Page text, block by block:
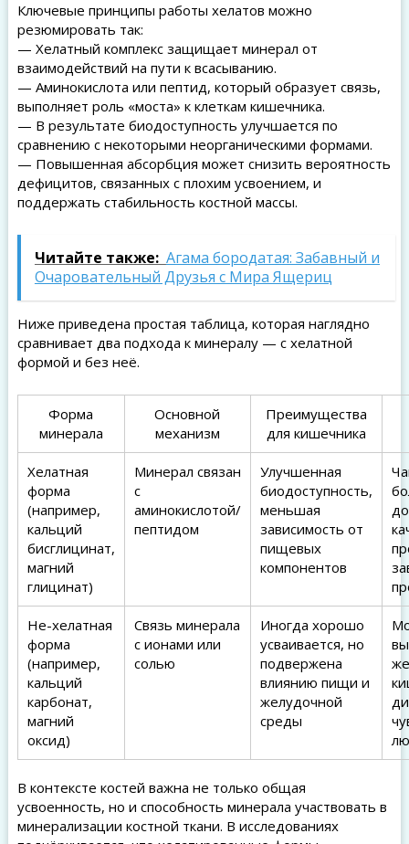
Ключевые принципы работы хелатов можно
резюмировать так:
— Хелатный комплекс защищает минерал от
взаимодействий на пути к всасыванию.
— Аминокислота или пептид, который образует связь,
выполняет роль «моста» к клеткам кишечника.
— В результате биодоступность улучшается по
сравнению с некоторыми неорганическими формами.
— Повышенная абсорбция может снизить вероятность
дефицитов, связанных с плохим усвоением, и
поддержать стабильность костной массы.
Читайте также: Агама бородатая: Забавный и
Очаровательный Друзья с Мира Ящериц
Ниже приведена простая таблица, которая наглядно
сравнивает два подхода к минералу — с хелатной
формой и без неё.
Форма
минерала
Основной
механизм
Преимущества
для кишечника
Хелатная
форма
(например,
кальций
бисглицинат,
магний
глицинат)
Минерал связан
с
аминокислотой/
пептидом
Улучшенная
биодоступность,
меньшая
зависимость от
пищевых
компонентов
Не-хелатная
форма
(например,
кальций
карбонат,
магний
оксид)
Связь минерала
с ионами или
солью
Иногда хорошо
усваивается, но
подвержена
влиянию пищи и
желудочной
среды
В контексте костей важна не только общая
усвоенность, но и способность минерала участвовать в
минерализации костной ткани. В исследованиях